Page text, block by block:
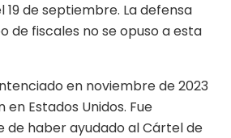
de septiembre. La defensa
de fiscales no se opuso a esta
en noviembre de 2023
en Estados Unidos. Fue
de haber ayudado al Cártel de